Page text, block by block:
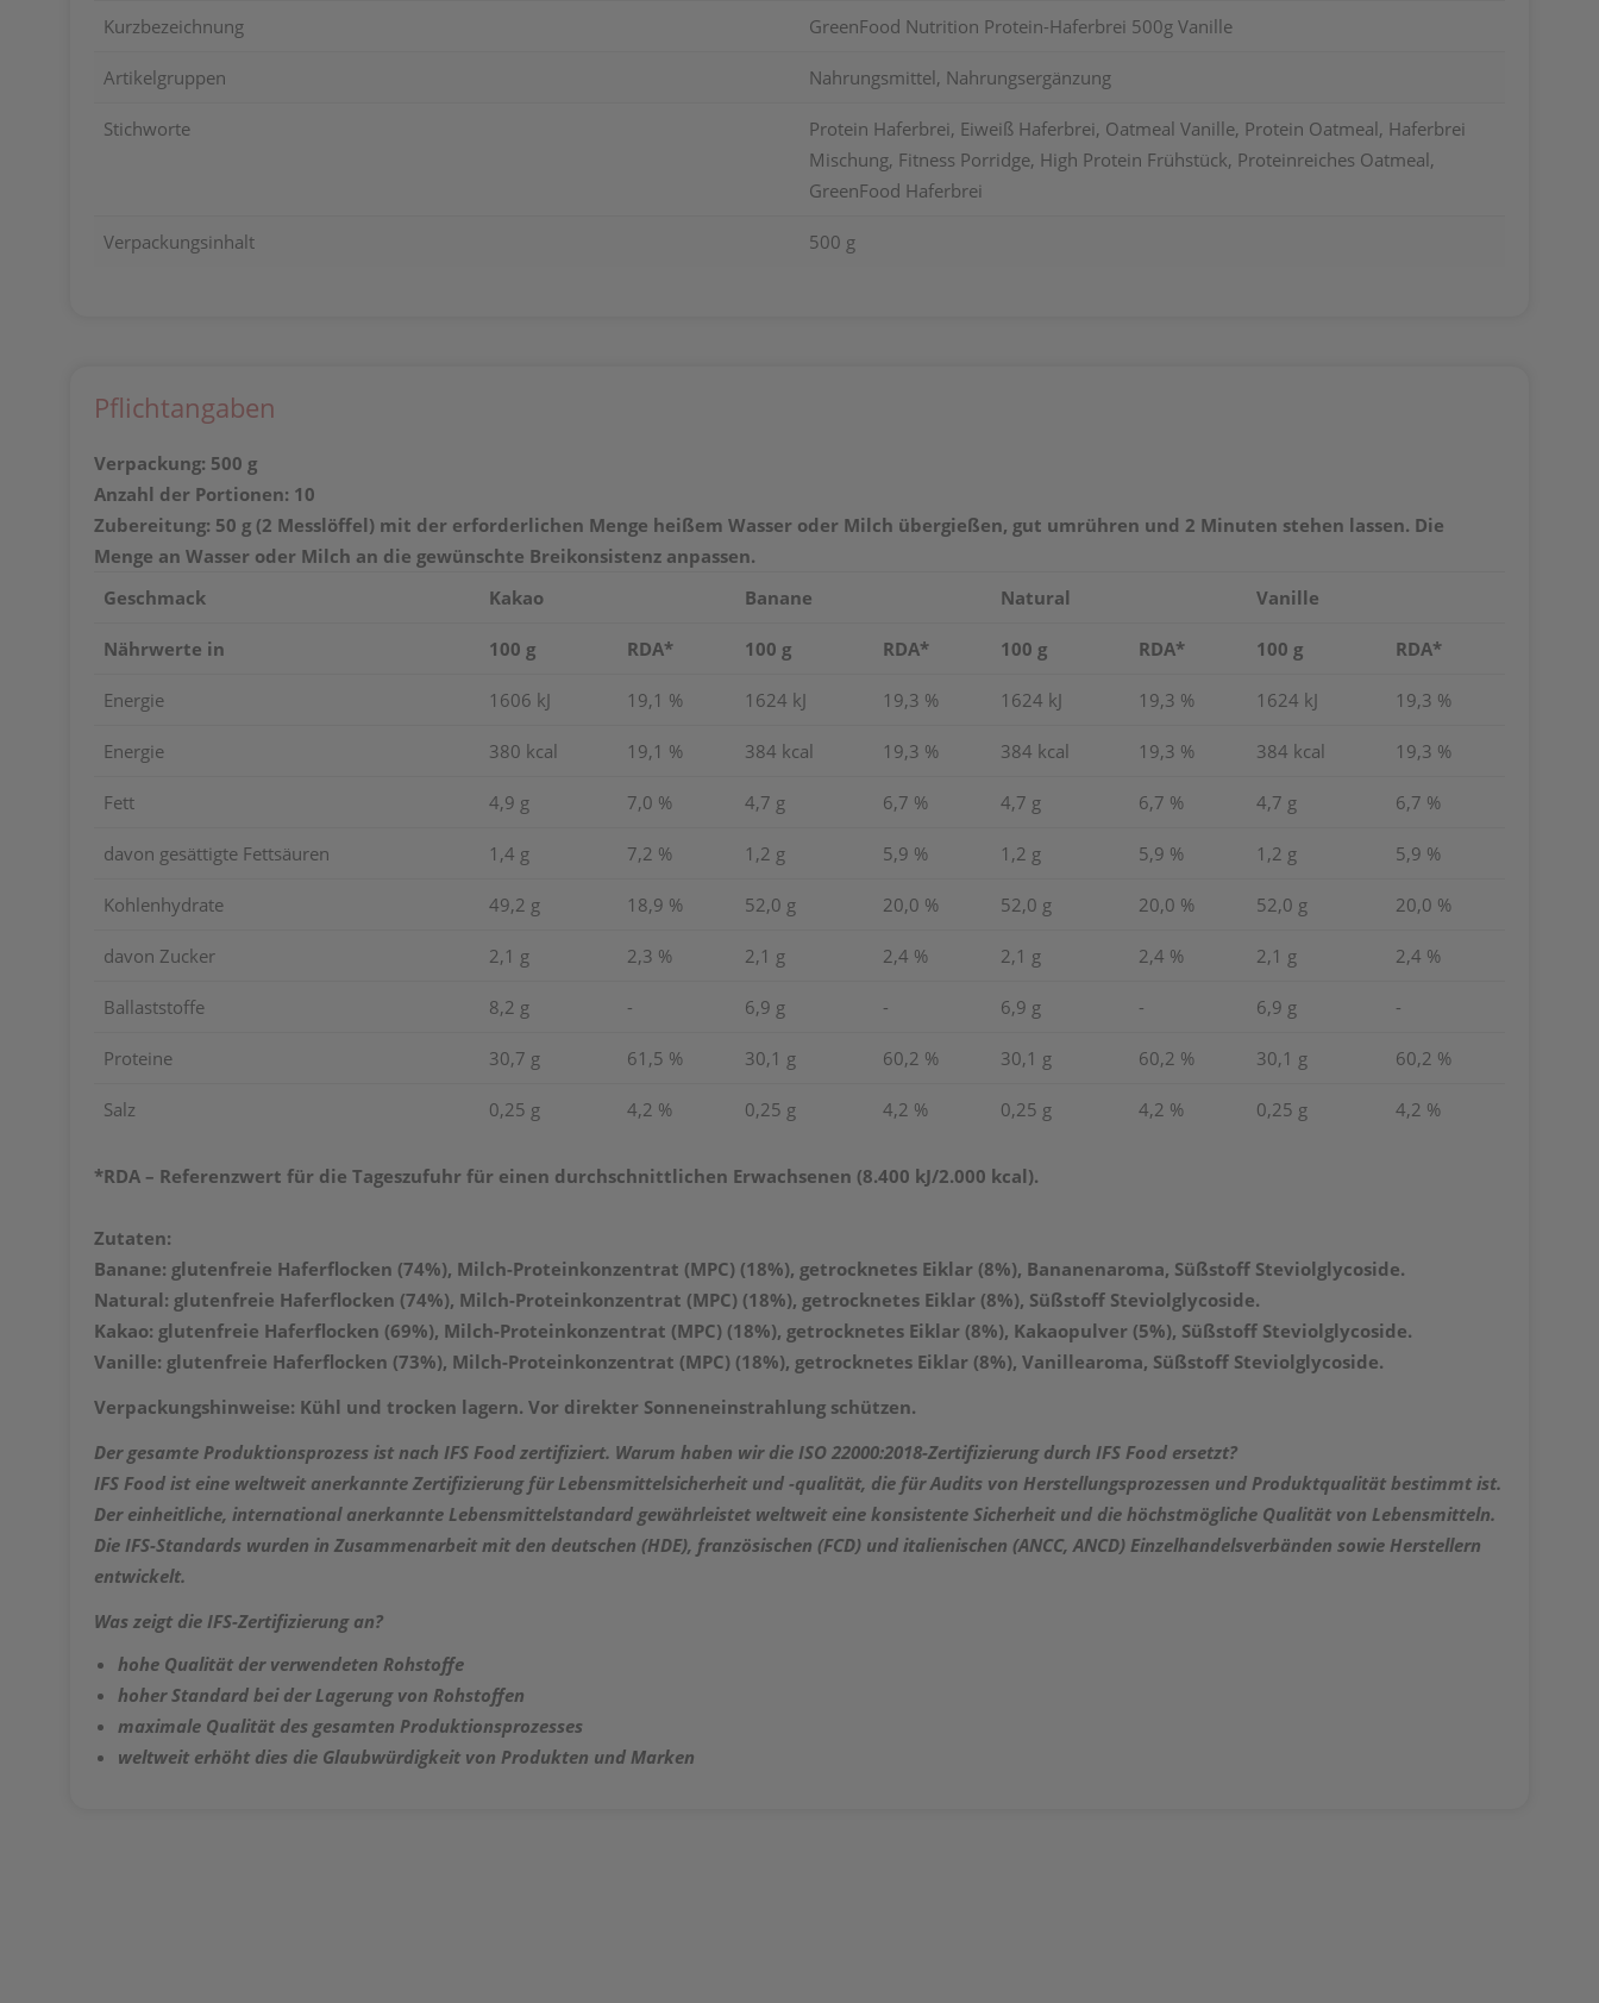
Kurzbezeichnung GreenFood Nutrition Protein-Haferbrei 500g Vanille
Artikelgruppen Nahrungsmittel, Nahrungsergänzung
Stichworte
Protein Haferbrei, Eiweiß Haferbrei, Oatmeal Vanille, Protein Oatmeal, Haferbrei
Mischung, Fitness Porridge, High Protein Frühstück, Proteinreiches Oatmeal,
GreenFood Haferbrei
Verpackungsinhalt 500 g
Pflichtangaben
Verpackung: 500 g
Anzahl der Portionen: 10
Zubereitung: 50 g (2 Messlöffel) mit der erforderlichen Menge heißem Wasser oder Milch übergießen, gut umrühren und 2 Minuten stehen lassen. Die
Menge an Wasser oder Milch an die gewünschte Breikonsistenz anpassen.
Geschmack
Kakao Banane Natural Vanille
Nährwerte in 100 g RDA* 100 g RDA* 100 g RDA* 100 g RDA*
Energie 1606 kJ 19,1 % 1624 kJ 19,3 % 1624 kJ 19,3 % 1624 kJ 19,3 %
Energie 380 kcal 19,1 % 384 kcal 19,3 % 384 kcal 19,3 % 384 kcal 19,3 %
Fett 4,9 g 7,0 % 4,7 g 6,7 % 4,7 g 6,7 % 4,7 g 6,7 %
davon gesättigte Fettsäuren 1,4 g 7,2 % 1,2 g 5,9 % 1,2 g 5,9 % 1,2 g 5,9 %
Kohlenhydrate 49,2 g 18,9 % 52,0 g 20,0 % 52,0 g 20,0 % 52,0 g 20,0 %
davon Zucker 2,1 g 2,3 % 2,1 g 2,4 % 2,1 g 2,4 % 2,1 g 2,4 %
Ballaststoffe 8,2 g - 6,9 g - 6,9 g - 6,9 g -
Proteine 30,7 g 61,5 % 30,1 g 60,2 % 30,1 g 60,2 % 30,1 g 60,2 %
Salz 0,25 g 4,2 % 0,25 g 4,2 % 0,25 g 4,2 % 0,25 g 4,2 %
*RDA – Referenzwert für die Tageszufuhr für einen durchschnittlichen Erwachsenen (8.400 kJ/2.000 kcal).
Zutaten:
Banane: glutenfreie Haferflocken (74%), Milch-Proteinkonzentrat (MPC) (18%), getrocknetes Eiklar (8%), Bananenaroma, Süßstoff Steviolglycoside.
Natural: glutenfreie Haferflocken (74%), Milch-Proteinkonzentrat (MPC) (18%), getrocknetes Eiklar (8%), Süßstoff Steviolglycoside.
Kakao: glutenfreie Haferflocken (69%), Milch-Proteinkonzentrat (MPC) (18%), getrocknetes Eiklar (8%), Kakaopulver (5%), Süßstoff Steviolglycoside.
Vanille: glutenfreie Haferflocken (73%), Milch-Proteinkonzentrat (MPC) (18%), getrocknetes Eiklar (8%), Vanillearoma, Süßstoff Steviolglycoside.
Verpackungshinweise: Kühl und trocken lagern. Vor direkter Sonneneinstrahlung schützen.
Der gesamte Produktionsprozess ist nach IFS Food zertifiziert. Warum haben wir die ISO 22000:2018-Zertifizierung durch IFS Food ersetzt?
IFS Food ist eine weltweit anerkannte Zertifizierung für Lebensmittelsicherheit und -qualität, die für Audits von Herstellungsprozessen und Produktqualität bestimmt ist.
Der einheitliche, international anerkannte Lebensmittelstandard gewährleistet weltweit eine konsistente Sicherheit und die höchstmögliche Qualität von Lebensmitteln.
Die IFS-Standards wurden in Zusammenarbeit mit den deutschen (HDE), französischen (FCD) und italienischen (ANCC, ANCD) Einzelhandelsverbänden sowie Herstellern
entwickelt.
Was zeigt die IFS-Zertifizierung an?
hohe Qualität der verwendeten Rohstoffe
hoher Standard bei der Lagerung von Rohstoffen
maximale Qualität des gesamten Produktionsprozesses
weltweit erhöht dies die Glaubwürdigkeit von Produkten und Marken